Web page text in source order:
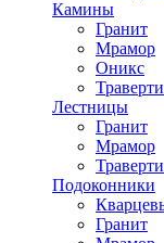
Камины
Гранит
Мрамор
Оникс
Лестницы
Гранит
Мрамор
Подоконники
Гранит